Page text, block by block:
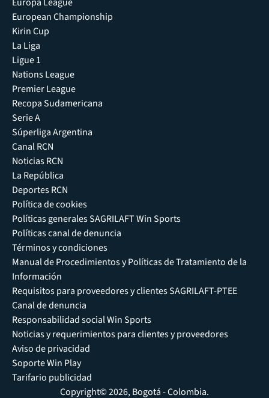
European Championship
Kirin Cup
La Liga
Ligue 1
Nations League
Premier League
Recopa Sudamericana
Serie A
Súperliga Argentina
Canal RCN
Noticias RCN
La República
Deportes RCN
Política de cookies
Políticas generales SAGRILAFT Win Sports
Políticas canal de denuncia
Términos y condiciones
Manual de Procedimientos y Políticas de Tratamiento de la
Información
Requisitos para proveedores y clientes SAGRILAFT-PTEE
Canal de denuncia
Responsabilidad social Win Sports
Noticias y requerimientos para clientes y proveedores
Aviso de privacidad
Soporte Win Play
Tarifario publicidad
Copyright© 2026, Bogotá - Colombia.